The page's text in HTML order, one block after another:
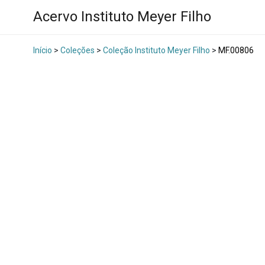
Acervo Instituto Meyer Filho
Início > Coleções > Coleção Instituto Meyer Filho > MF.00806